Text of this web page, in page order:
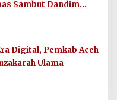
Sambut Dandim
Digital, Pemkab Aceh
Ulama